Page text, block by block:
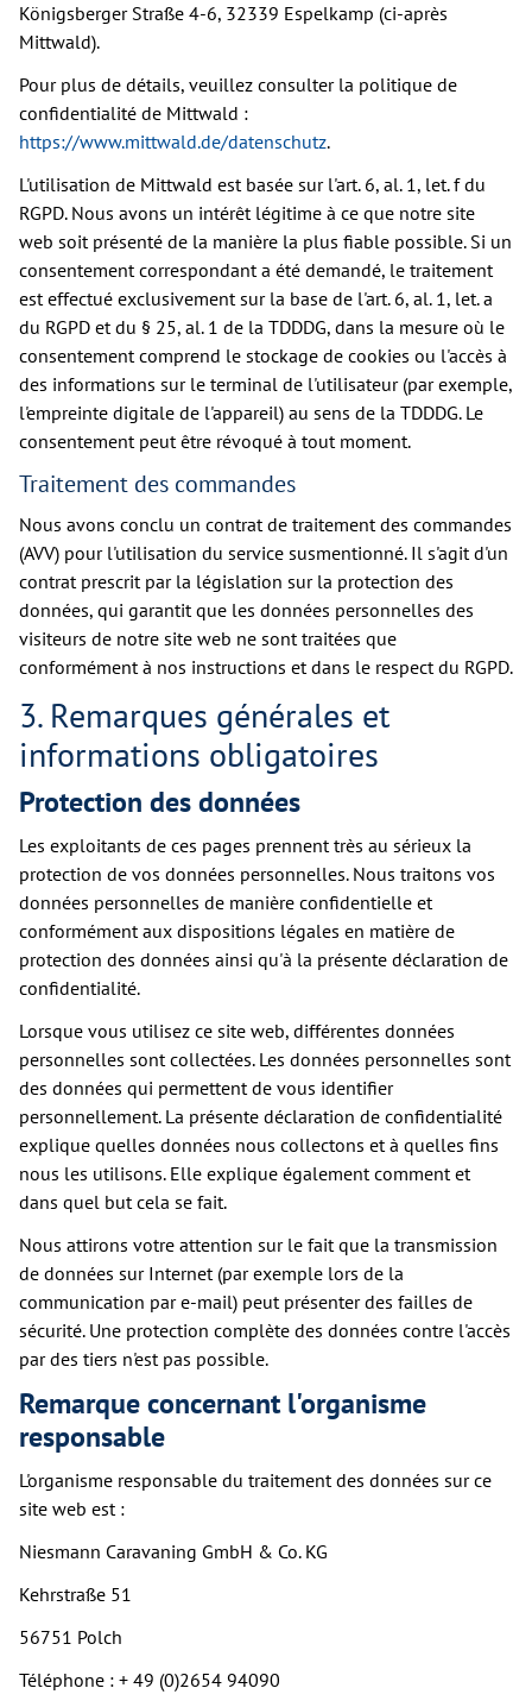
Königsberger Straße 4-6, 32339 Espelkamp (ci-après
Mittwald).
Pour plus de détails, veuillez consulter la politique de
confidentialité de Mittwald :
https://www.mittwald.de/datenschutz.
L'utilisation de Mittwald est basée sur l'art. 6, al. 1, let. f du
RGPD. Nous avons un intérêt légitime à ce que notre site
web soit présenté de la manière la plus fiable possible. Si un
consentement correspondant a été demandé, le traitement
est effectué exclusivement sur la base de l'art. 6, al. 1, let. a
du RGPD et du § 25, al. 1 de la TDDDG, dans la mesure où le
consentement comprend le stockage de cookies ou l'accès à
des informations sur le terminal de l'utilisateur (par exemple,
l'empreinte digitale de l'appareil) au sens de la TDDDG. Le
consentement peut être révoqué à tout moment.
Traitement des commandes
Nous avons conclu un contrat de traitement des commandes
(AVV) pour l'utilisation du service susmentionné. Il s'agit d'un
contrat prescrit par la législation sur la protection des
données, qui garantit que les données personnelles des
visiteurs de notre site web ne sont traitées que
conformément à nos instructions et dans le respect du RGPD.
3. Remarques générales et
informations obligatoires
Protection des données
Les exploitants de ces pages prennent très au sérieux la
protection de vos données personnelles. Nous traitons vos
données personnelles de manière confidentielle et
conformément aux dispositions légales en matière de
protection des données ainsi qu'à la présente déclaration de
confidentialité.
Lorsque vous utilisez ce site web, différentes données
personnelles sont collectées. Les données personnelles sont
des données qui permettent de vous identifier
personnellement. La présente déclaration de confidentialité
explique quelles données nous collectons et à quelles fins
nous les utilisons. Elle explique également comment et
dans quel but cela se fait.
Nous attirons votre attention sur le fait que la transmission
de données sur Internet (par exemple lors de la
communication par e-mail) peut présenter des failles de
sécurité. Une protection complète des données contre l'accès
par des tiers n'est pas possible.
Remarque concernant l'organisme
responsable
L'organisme responsable du traitement des données sur ce
site web est :
Niesmann Caravaning GmbH & Co. KG
Kehrstraße 51
56751 Polch
Téléphone : + 49 (0)2654 94090